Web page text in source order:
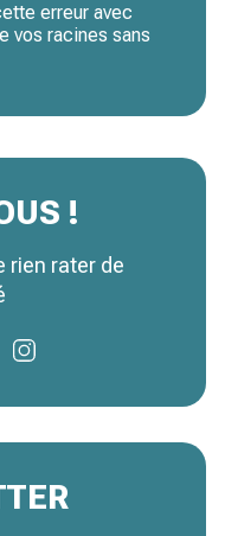
erreur avec
vos racines sans
!
rien rater de